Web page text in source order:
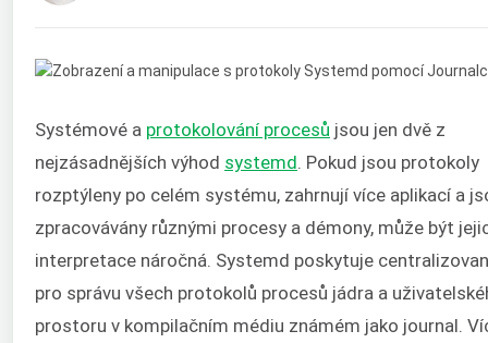
Systémové a protokolování procesů jsou jen dvě z
nejzásadnějších výhod systemd . Pokud jsou protokoly
rozptýleny po celém systému, zahrnují více aplikací a
zpracovávány různými procesy a démony, může být
interpretace náročná. Systemd poskytuje
pro správu všech protokolů procesů jádra a
prostoru v kompilačním médiu známém jako journal.